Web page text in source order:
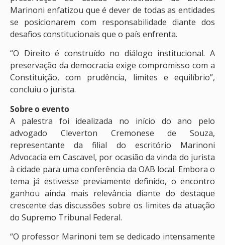
Marinoni enfatizou que é dever de todas as entidades
se posicionarem com responsabilidade diante dos
desafios constitucionais que o país enfrenta.
“O Direito é construído no diálogo institucional. A
preservação da democracia exige compromisso com a
Constituição, com prudência, limites e equilíbrio”,
concluiu o jurista.
Sobre o evento
A palestra foi idealizada no início do ano pelo
advogado Cleverton Cremonese de Souza,
representante da filial do escritório Marinoni
Advocacia em Cascavel, por ocasião da vinda do jurista
à cidade para uma conferência da OAB local. Embora o
tema já estivesse previamente definido, o encontro
ganhou ainda mais relevância diante do destaque
crescente das discussões sobre os limites da atuação
do Supremo Tribunal Federal.
“O professor Marinoni tem se dedicado intensamente